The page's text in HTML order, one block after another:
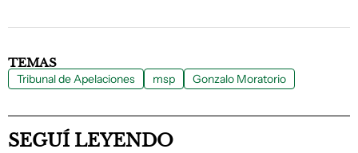
TEMAS
Tribunal de Apelaciones msp Gonzalo Moratorio
SEGUÍ LEYENDO